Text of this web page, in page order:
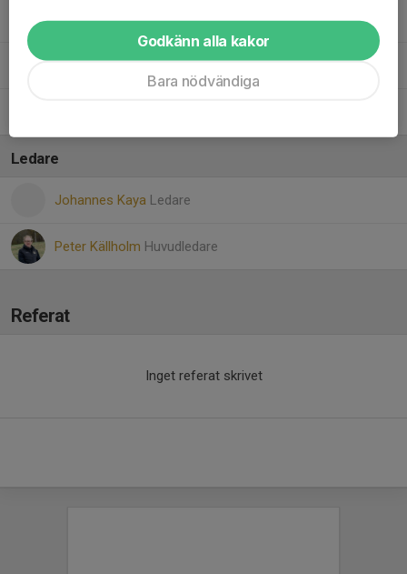
28. Edin Kabahija Andersson
35. Sixten Wackenhag
Ledare
Johannes Kaya Ledare
Peter Källholm Huvudledare
Referat
Inget referat skrivet
Godkänn alla kakor
Bara nödvändiga